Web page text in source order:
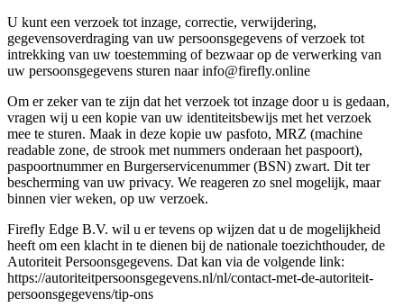
U kunt een verzoek tot inzage, correctie, verwijdering,
gegevensoverdraging van uw persoonsgegevens of verzoek tot
intrekking van uw toestemming of bezwaar op de verwerking van
uw persoonsgegevens sturen naar info@firefly.online
Om er zeker van te zijn dat het verzoek tot inzage door u is gedaan,
vragen wij u een kopie van uw identiteitsbewijs met het verzoek
mee te sturen. Maak in deze kopie uw pasfoto, MRZ (machine
readable zone, de strook met nummers onderaan het paspoort),
paspoortnummer en Burgerservicenummer (BSN) zwart. Dit ter
bescherming van uw privacy. We reageren zo snel mogelijk, maar
binnen vier weken, op uw verzoek.
Firefly Edge B.V. wil u er tevens op wijzen dat u de mogelijkheid
heeft om een klacht in te dienen bij de nationale toezichthouder, de
Autoriteit Persoonsgegevens. Dat kan via de volgende link:
https://autoriteitpersoonsgegevens.nl/nl/contact-met-de-autoriteit-
persoonsgegevens/tip-ons